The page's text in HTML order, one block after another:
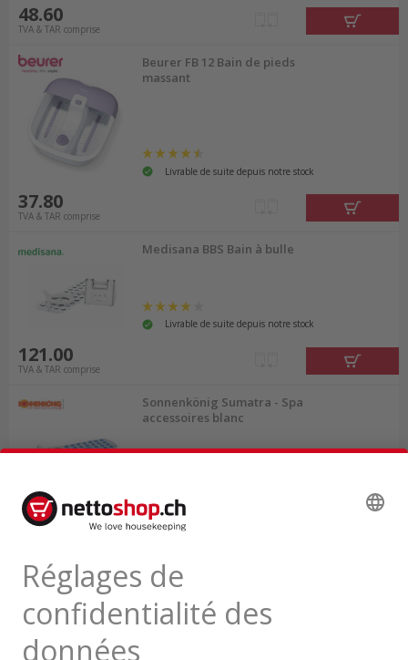
48.60
TVA & TAR comprise
Beurer FB 12 Bain de pieds
massant
Livrable de suite depuis notre stock
37.80
TVA & TAR comprise
Medisana BBS Bain à bulle
Livrable de suite depuis notre stock
121.00
TVA & TAR comprise
Sonnenkönig Sumatra - Spa
accessoires blanc
179.00
TVA & TAR comprise